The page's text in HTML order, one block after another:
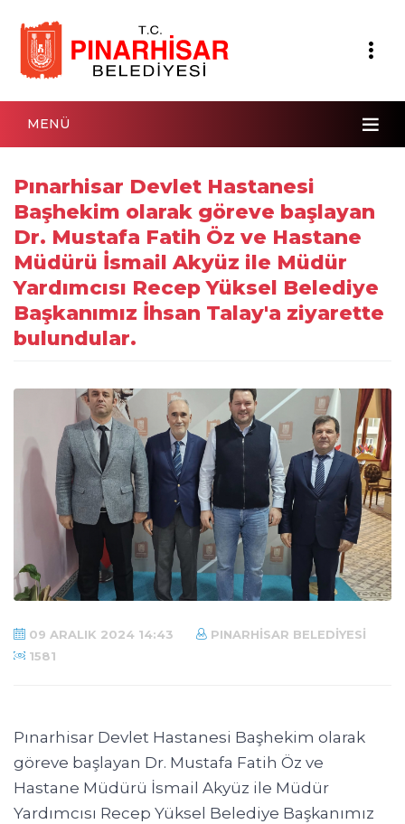
MENÜ
Pınarhisar Devlet Hastanesi
Başhekim olarak göreve başlayan
Dr. Mustafa Fatih Öz ve Hastane
Müdürü İsmail Akyüz ile Müdür
Yardımcısı Recep Yüksel Belediye
Başkanımız İhsan Talay'a ziyarette
bulundular.
09 ARALIK 2024 14:43
PINARHISAR BELEDIYESI
1581
Pınarhisar Devlet Hastanesi Başhekim olarak
göreve başlayan Dr. Mustafa Fatih Öz ve
Hastane Müdürü İsmail Akyüz ile Müdür
Yardımcısı Recep Yüksel Belediye Başkanımız